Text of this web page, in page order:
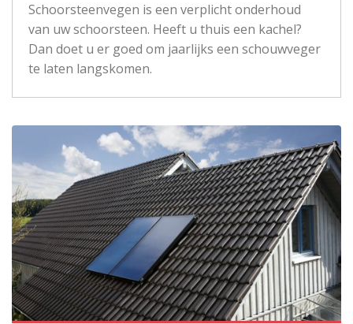
Schoorsteenvegen is een verplicht onderhoud
van uw schoorsteen. Heeft u thuis een kachel?
Dan doet u er goed om jaarlijks een schouwveger
te laten langskomen.